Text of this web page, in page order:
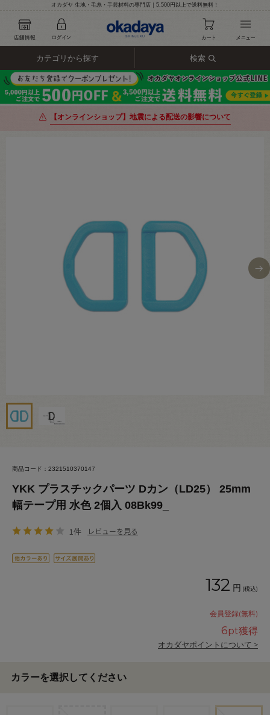
オカダヤ 生地・毛糸・手芸材料の専門店｜5,500円以上で送料無料！
カテゴリから探す 検索
【オンラインショップ】地震による配送の影響について
商品コード：2321510370147
YKK プラスチックパーツ Dカン（LD25） 25mm
幅テープ用 水色 2個入 08Bk99_
1件 レビューを見る
132 円 (税込)
会員登録(無料)
6pt獲得
オカダヤポイントについて >
カラーを選択してください